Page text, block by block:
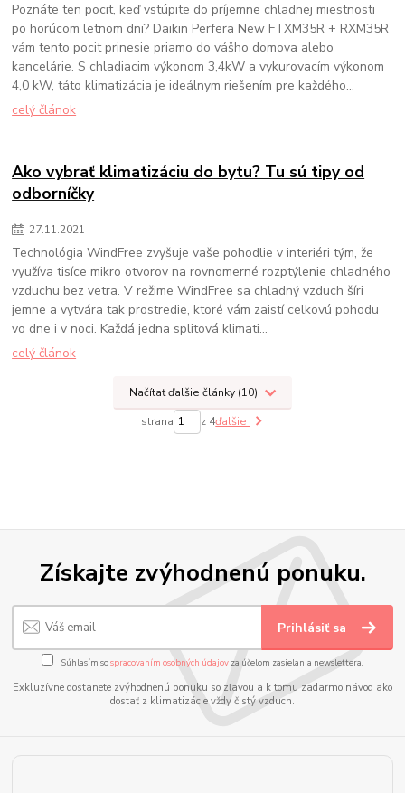
Poznáte ten pocit, keď vstúpite do príjemne chladnej miestnosti
po horúcom letnom dni? Daikin Perfera New FTXM35R + RXM35R
vám tento pocit prinesie priamo do vášho domova alebo
kancelárie. S chladiacim výkonom 3,4kW a vykurovacím výkonom
4,0 kW, táto klimatizácia je ideálnym riešením pre každého...
celý článok
Ako vybrať klimatizáciu do bytu? Tu sú tipy od
odborníčky
27.11.2021
Technológia WindFree zvyšuje vaše pohodlie v interiéri tým, že
využíva tisíce mikro otvorov na rovnomerné rozptýlenie chladného
vzduchu bez vetra. V režime WindFree sa chladný vzduch šíri
jemne a vytvára tak prostredie, ktoré vám zaistí celkovú pohodu
vo dne i v noci. Každá jedna splitová klimati...
celý článok
Načítať ďalšie články (10)
strana z 4ďalšie
Získajte zvýhodnenú ponuku.
Prihlásiť sa
Súhlasím sospracovaním osobných údajov za účelom zasielania newslettera.
Exkluzívne dostanete zvýhodnenú ponuku so zľavou a k tomu zadarmo návod ako
dostať z klimatizácie vždy čistý vzduch.